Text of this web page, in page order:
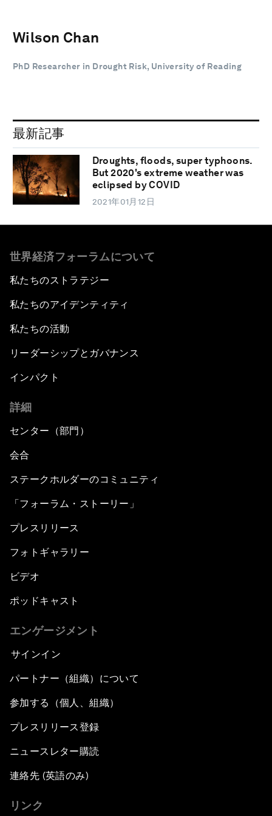
Wilson Chan
PhD Researcher in Drought Risk, University of Reading
最新記事
Droughts, floods, super typhoons.
But 2020's extreme weather was
eclipsed by COVID
2021年01月12日
世界経済フォーラムについて
私たちのストラテジー
私たちのアイデンティティ
私たちの活動
リーダーシップとガバナンス
インパクト
詳細
センター（部門）
会合
ステークホルダーのコミュニティ
「フォーラム・ストーリー」
プレスリリース
フォトギャラリー
ビデオ
ポッドキャスト
エンゲージメント
サインイン
パートナー（組織）について
参加する（個人、組織）
プレスリリース登録
ニュースレター購読
連絡先 (英語のみ)
リンク